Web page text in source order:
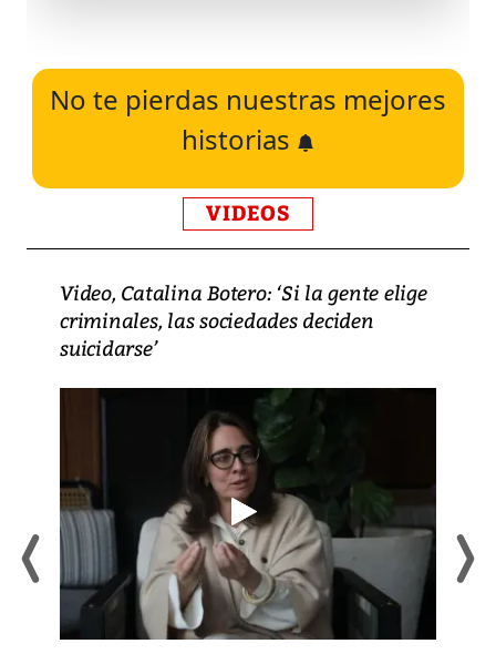
No te pierdas nuestras mejores
historias
VIDEOS
Video, Catalina Botero: ‘Si la gente elige
criminales, las sociedades deciden
suicidarse’